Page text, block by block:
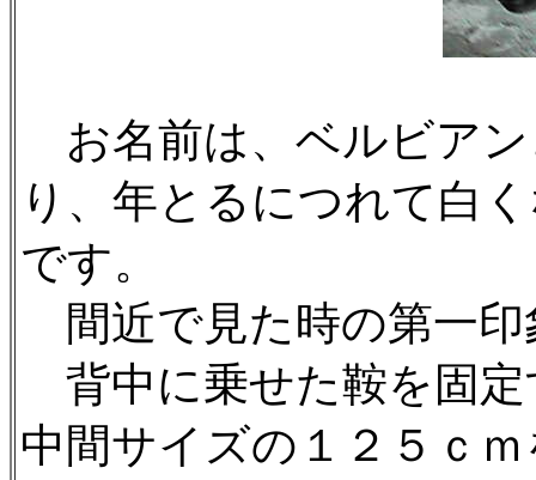
お名前は、ベルビア
り、年とるにつれて白
です。
間近で見た時の第一印
背中に乗せた鞍を固定
中間サイズの１２５ｃ